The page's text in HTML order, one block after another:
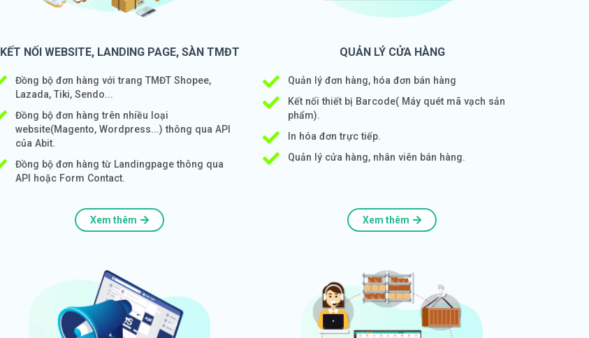
KẾT NỐI WEBSITE, LANDING PAGE, SÀN TMĐT
Đồng bộ đơn hàng với trang TMĐT Shopee,
Lazada, Tiki, Sendo...
Đồng bộ đơn hàng trên nhiều loại
website(Magento, Wordpress...) thông qua API
của Abit.
Đồng bộ đơn hàng từ Landingpage thông qua
API hoặc Form Contact.
Xem thêm
QUẢN LÝ CỬA HÀNG
Quản lý đơn hàng, hóa đơn bán hàng
Kết nối thiết bị Barcode( Máy quét mã vạch sản
phẩm).
In hóa đơn trực tiếp.
Quản lý cửa hàng, nhân viên bán hàng.
Xem thêm